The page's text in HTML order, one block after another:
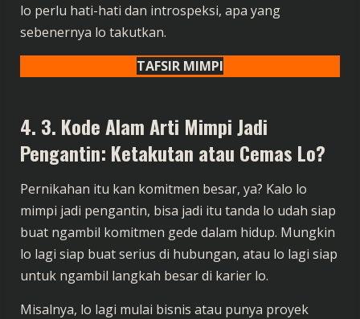
lo perlu hati-hati dan introspeksi, apa yang
sebenernya lo takutkan.
TAFSIR MIMPI
4. 3. Kode Alam Arti Mimpi Jadi
Pengantin: Ketakutan atau Cemas Lo?
Pernikahan itu kan komitmen besar, ya? Kalo lo
mimpi jadi pengantin, bisa jadi itu tanda lo udah siap
buat ngambil komitmen gede dalam hidup. Mungkin
lo lagi siap buat serius di hubungan, atau lo lagi siap
untuk ngambil langkah besar di karier lo.
Misalnya, lo lagi mulai bisnis atau punya proyek